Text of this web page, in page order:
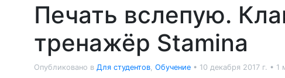
Печать вслепую.
тренажёр Stamina
Опубликовано в Для студентов, Обучение • 10 декабря 2017 г. • 1